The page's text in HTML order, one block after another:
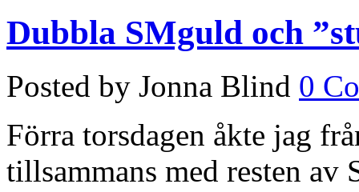
Dubbla SMguld och
Posted by Jonna Blind 0
Förra torsdagen åkte jag
tillsammans med resten